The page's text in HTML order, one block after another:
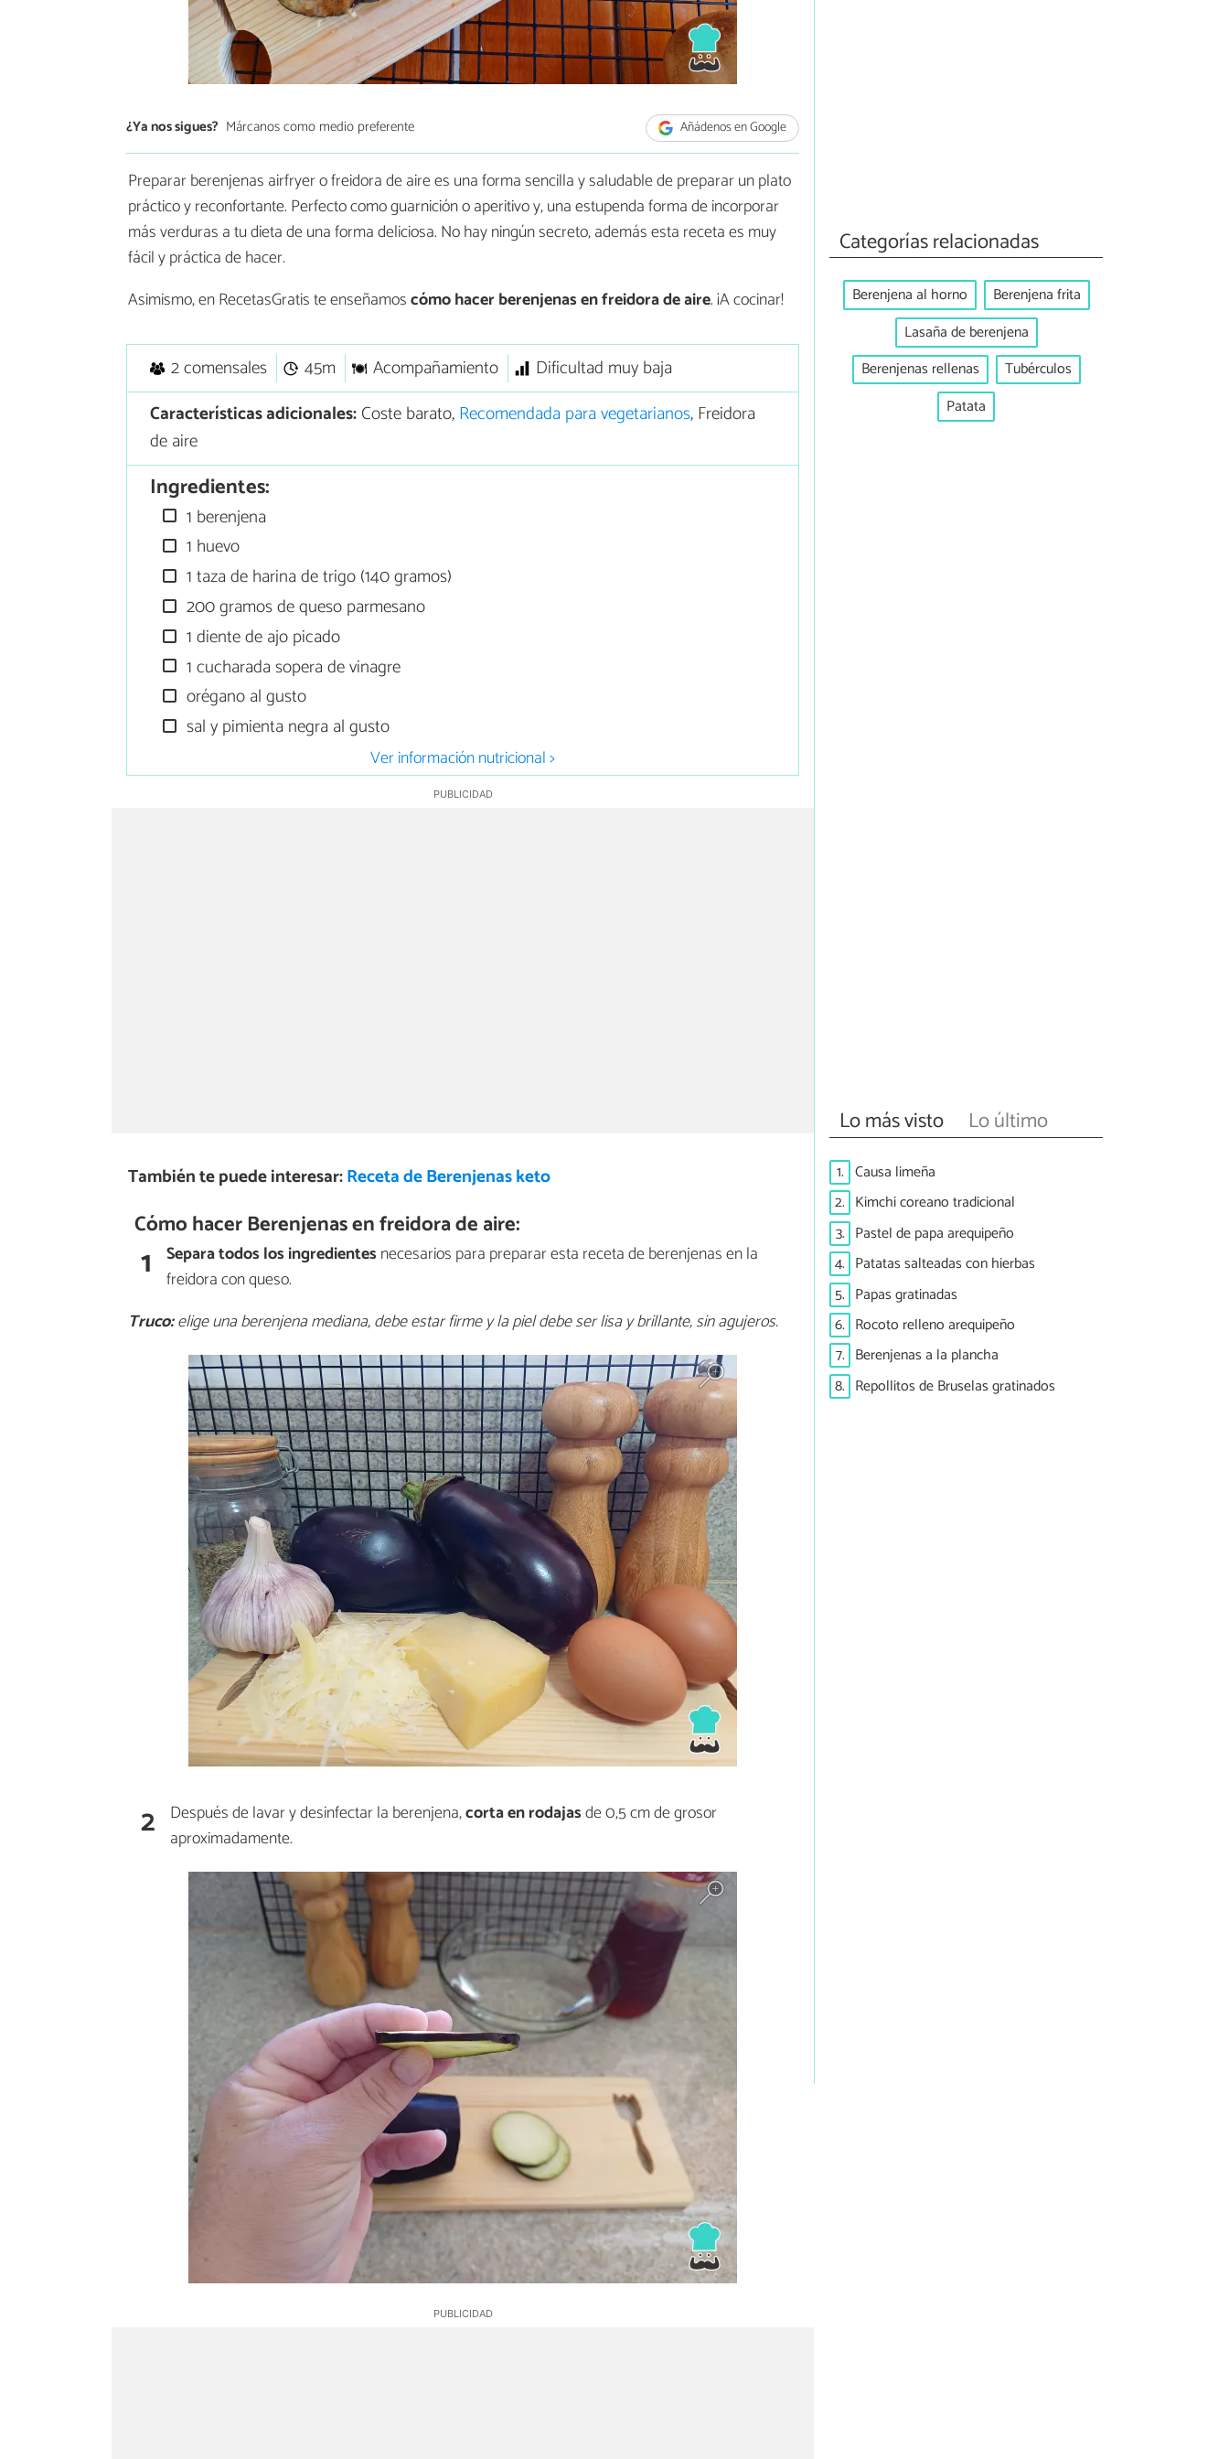
¿Ya nos sigues? Márcanos como medio preferente Añádenos en Google
Preparar berenjenas airfryer o freidora de aire es una forma sencilla y saludable de preparar un plato
práctico y reconfortante. Perfecto como guarnición o aperitivo y, una estupenda forma de incorporar
más verduras a tu dieta de una forma deliciosa. No hay ningún secreto, además esta receta es muy
fácil y práctica de hacer.
Asimismo, en RecetasGratis te enseñamoscómo hacer berenjenas en freidora de aire. ¡A cocinar!
2 comensales 45m Acompañamiento
Dificultad muy baja
Características adicionales:Coste barato,Recomendada para vegetarianos, Freidora
de aire
Ingredientes:
1 berenjena
1 huevo
1 taza de harina de trigo (140 gramos)
200 gramos de queso parmesano
1 diente de ajo picado
1 cucharada sopera de vinagre
orégano al gusto
sal y pimienta negra al gusto
Ver información nutricional >
También te puede interesar:Receta de Berenjenas keto
Cómo hacer Berenjenas en freidora de aire:
1 Separa todos los ingredientes necesarios para preparar esta receta de berenjenas en la
freidora con queso.
Truco:elige una berenjena mediana, debe estar firme y la piel debe ser lisa y brillante, sin agujeros.
2 Después de lavar y desinfectar la berenjena,corta en rodajasde 0,5 cm de grosor
aproximadamente.
Categorías relacionadas
Berenjena al horno
Berenjena frita
Lasaña de berenjena
Berenjenas rellenas
Tubérculos
Patata
Lo más visto Lo último
1. Causa limeña
2. Kimchi coreano tradicional
3. Pastel de papa arequipeño
4. Patatas salteadas con hierbas
5. Papas gratinadas
6. Rocoto relleno arequipeño
7. Berenjenas a la plancha
8. Repollitos de Bruselas gratinados